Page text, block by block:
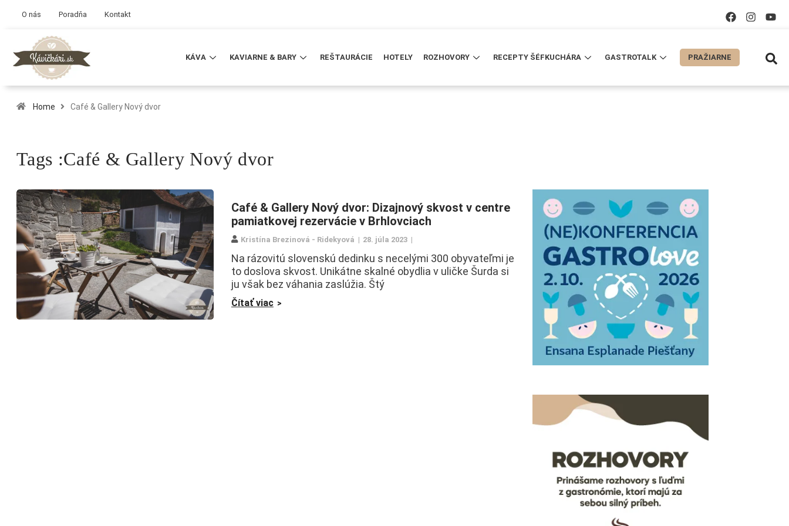
O nás Poradňa Kontakt
KÁVA KAVIARNE & BARY REŠTAURÁCIE HOTELY ROZHOVORY RECEPTY ŠÉFKUCHÁRA GASTROTALK PRAŽIARNE
Home Café & Gallery Nový dvor
Tags :Café & Gallery Nový dvor
Café & Gallery Nový dvor: Dizajnový skvost v centre
pamiatkovej rezervácie v Brhlovciach
Kristína Brezinová - Ridekyová 28. júla 2023
Na rázovitú slovenskú dedinku s necelými 300 obyvateľmi je
to doslova skvost. Unikátne skalné obydlia v uličke Šurda si
ju však bez váhania zaslúžia. Štý
Čítať viac